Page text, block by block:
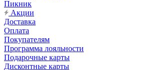
Пикник
Акции
Доставка
Оплата
Покупателям
Программа лояльности
Подарочные карты
Дисконтные карты